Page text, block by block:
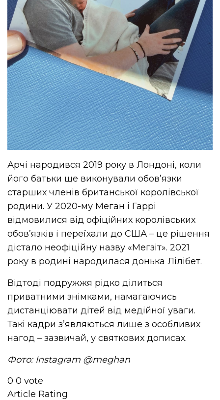
Арчі народився 2019 року в Лондоні, коли
його батьки ще виконували обов’язки
старших членів британської королівської
родини. У 2020-му Меган і Гаррі
відмовилися від офіційних королівських
обов’язків і переїхали до США – це рішення
дістало неофіційну назву «Мегзіт». 2021
року в родині народилася донька Лілібет.
Відтоді подружжя рідко ділиться
приватними знімками, намагаючись
дистанціювати дітей від медійної уваги.
Такі кадри з’являються лише з особливих
нагод – зазвичай, у святкових дописах.
Фото: Instagram @meghan
0 0 vote
Article Rating